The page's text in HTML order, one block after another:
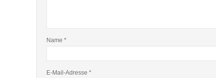
Name*
E-Mail-Adresse*